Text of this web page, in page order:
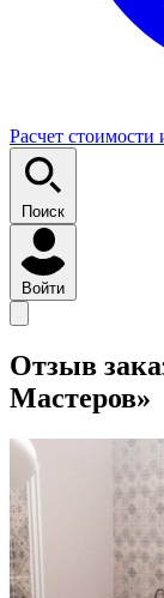
Расчет стоимости
Поиск
Войти
Отзыв
Мастеров»